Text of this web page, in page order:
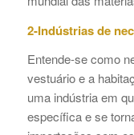
2-Indústrias de
Entende-se como
vestuário e a
uma indústria em
específica e se